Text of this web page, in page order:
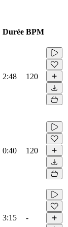
Durée BPM
2:48 120
0:40 120
3:15 -